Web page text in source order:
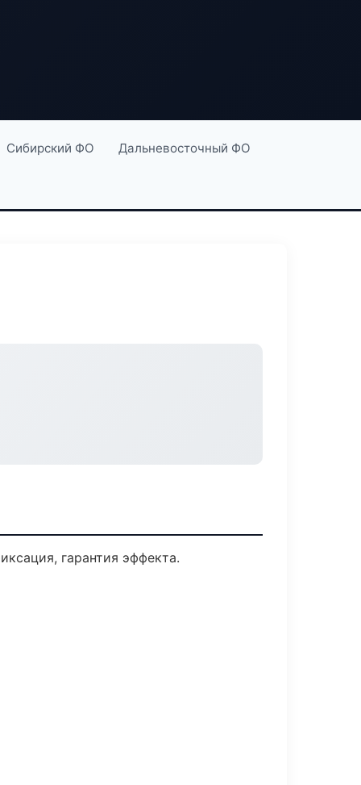
Сибирский ФО Дальневосточный ФО
гарантия эффекта.